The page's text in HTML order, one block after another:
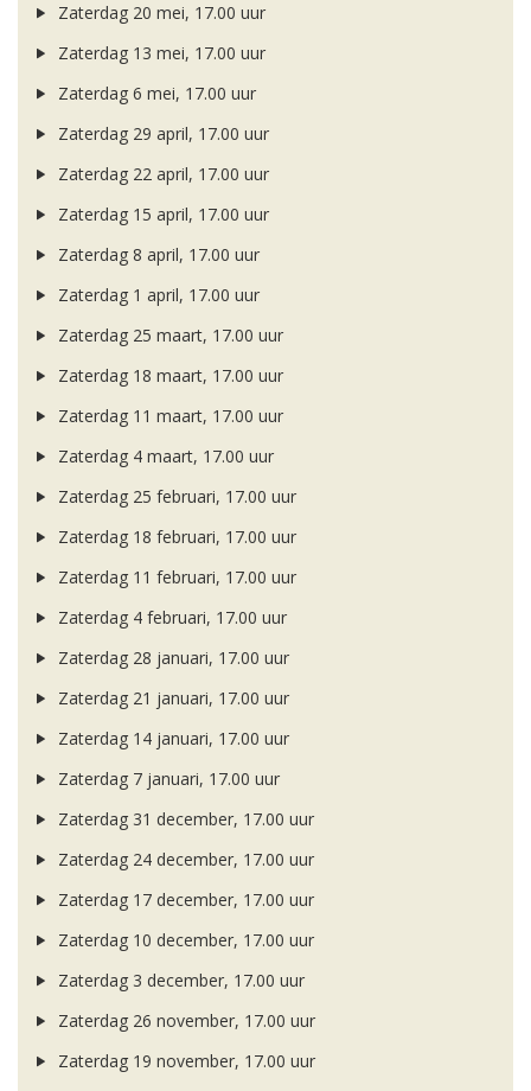
Zaterdag 20 mei, 17.00 uur
Zaterdag 13 mei, 17.00 uur
Zaterdag 6 mei, 17.00 uur
Zaterdag 29 april, 17.00 uur
Zaterdag 22 april, 17.00 uur
Zaterdag 15 april, 17.00 uur
Zaterdag 8 april, 17.00 uur
Zaterdag 1 april, 17.00 uur
Zaterdag 25 maart, 17.00 uur
Zaterdag 18 maart, 17.00 uur
Zaterdag 11 maart, 17.00 uur
Zaterdag 4 maart, 17.00 uur
Zaterdag 25 februari, 17.00 uur
Zaterdag 18 februari, 17.00 uur
Zaterdag 11 februari, 17.00 uur
Zaterdag 4 februari, 17.00 uur
Zaterdag 28 januari, 17.00 uur
Zaterdag 21 januari, 17.00 uur
Zaterdag 14 januari, 17.00 uur
Zaterdag 7 januari, 17.00 uur
Zaterdag 31 december, 17.00 uur
Zaterdag 24 december, 17.00 uur
Zaterdag 17 december, 17.00 uur
Zaterdag 10 december, 17.00 uur
Zaterdag 3 december, 17.00 uur
Zaterdag 26 november, 17.00 uur
Zaterdag 19 november, 17.00 uur